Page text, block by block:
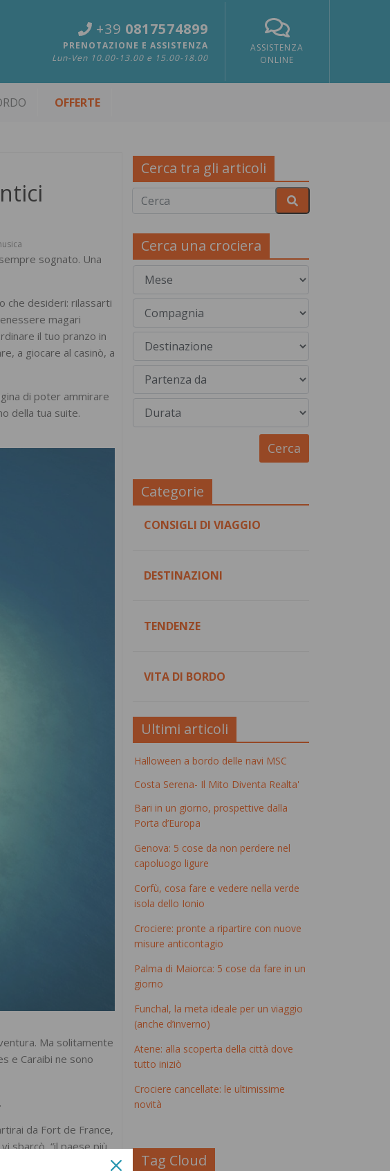
+39 0817574899
PRENOTAZIONE E ASSISTENZA
Lun-Ven 10.00-13.00 e 15.00-18.00
ASSISTENZA
ONLINE
OFFERTE
sognato. Una
che desideri: rilassarti
magari
il tuo pranzo in
a giocare al casinò, a
di poter ammirare
della tua suite.
Ma solitamente
e Caraibi ne sono
da Fort de France,
sbarcò, “il paese più
piantagioni di
Cerca tra gli articoli
Cerca una crociera
Categorie
CONSIGLI DI VIAGGIO
DESTINAZIONI
TENDENZE
VITA DI BORDO
Ultimi articoli
Halloween a bordo delle navi MSC
Costa Serena- Il Mito Diventa Realta'
Bari in un giorno, prospettive dalla
Porta d’Europa
Genova: 5 cose da non perdere nel
capoluogo ligure
Corfù, cosa fare e vedere nella verde
isola dello Ionio
Crociere: pronte a ripartire con nuove
misure anticontagio
Palma di Maiorca: 5 cose da fare in un
giorno
Funchal, la meta ideale per un viaggio
(anche d’inverno)
Atene: alla scoperta della città dove
tutto iniziò
Crociere cancellate: le ultimissime
novità
Tag Cloud